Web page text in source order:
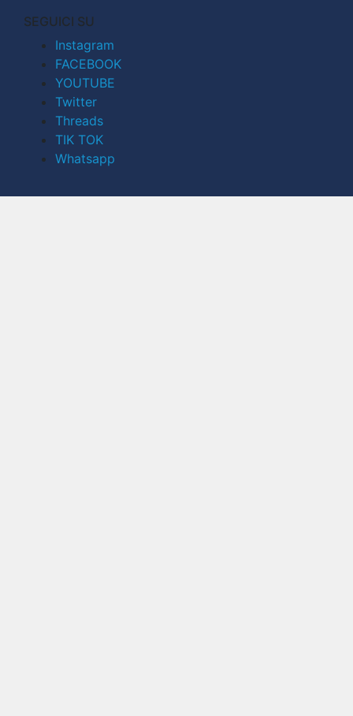
SEGUICI SU
Instagram
FACEBOOK
YOUTUBE
Twitter
Threads
TIK TOK
Whatsapp